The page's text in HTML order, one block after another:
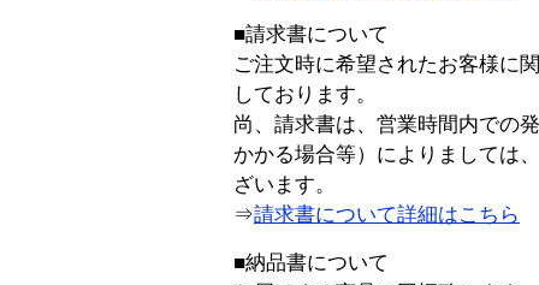
■請求書について
ご注文時に希望されたお客様に
しております。
尚、請求書は、営業時間内での
かかる場合等）によりましては
ざいます。
⇒請求書について詳細はこちら
■納品書について